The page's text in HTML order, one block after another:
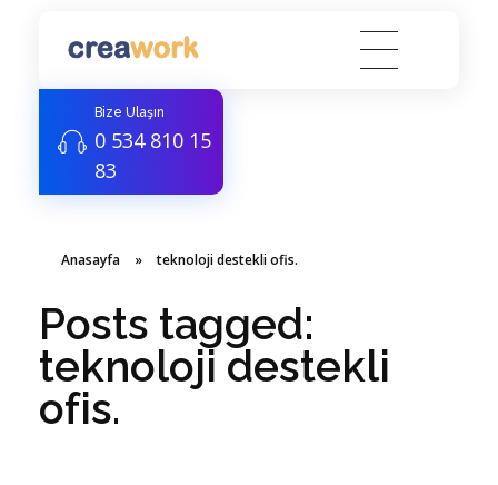
Creawork Antalya Coworking - Hazır ofis, Sanal Ofis
Bize Ulaşın
0 534 810 15
83
Anasayfa » teknoloji destekli ofis.
Posts tagged:
teknoloji destekli
ofis.